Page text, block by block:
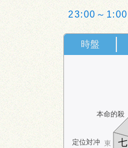
23:00～1:00
時盤
本命的殺
定位対冲 東
七